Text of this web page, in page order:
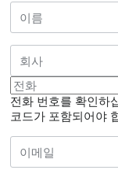
전화 번호를 확인하
코드가 포함되어야